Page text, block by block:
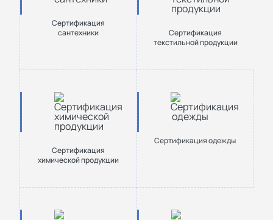
Сертификация
сантехники
Cертификация
текстильной продукции
Сертификация
химической продукции
Сертификация одежды